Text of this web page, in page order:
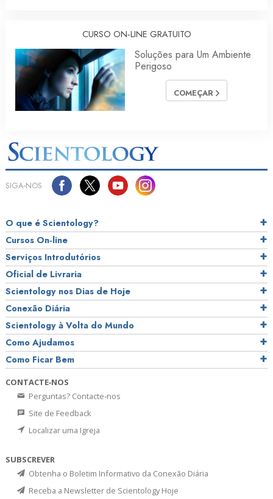
CURSO ON‑LINE GRATUITO
Soluções para Um Ambiente
Perigoso
COMEÇAR
SIGA‑NOS
O que é Scientology?
Cursos On‑line
Serviços Introdutórios
Oficial de Livraria
Scientology nos Dias de Hoje
Conexão Diária
Scientology à Volta do Mundo
Como Ajudamos
Como Ficar Bem
CONTACTE‑NOS
Perguntas? Contacte‑nos
Site de Feedback
Localizar uma Igreja
SUBSCREVER
Obtenha o Boletim Informativo da Conexão Diária
Receba a Newsletter de Scientology Hoje